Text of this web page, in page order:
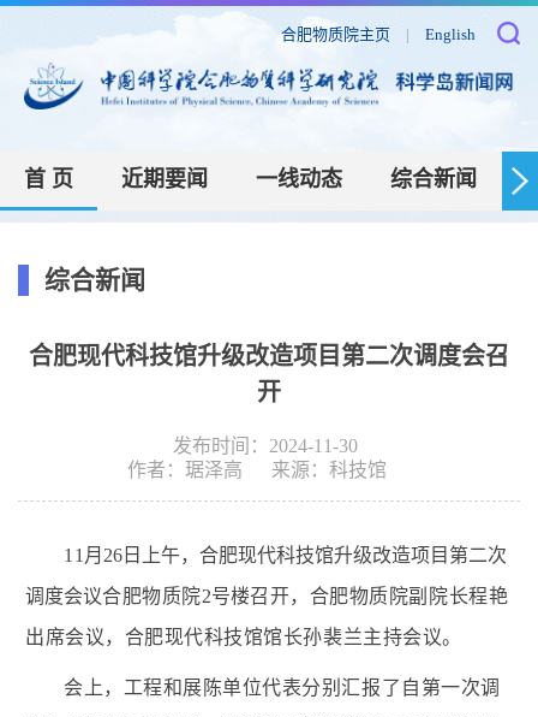
合肥物质院主页 | English
首 页 近期要闻 一线动态 综合新闻
综合新闻
合肥现代科技馆升级改造项目第二次调度会召
开
发布时间：2024-11-30
作者： 琚泽高 来源： 科技馆
11 月 26 日上午，合肥现代科技馆升级改造项目第二次
调度会议合肥物质院2号楼召开，合肥物质院副院长程艳
出席会议， 合肥现代科技馆馆长孙裴兰主持会议。
会上， 工程和展陈单位代表分别汇报了自第一次调